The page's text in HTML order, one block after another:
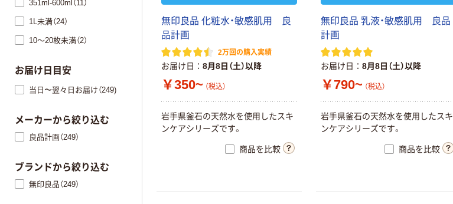
無印良品 化粧水・敏感肌用 良
品計画
2万回の購入実績
お届け日 8月8日（土）以降
￥350~ （税込）
岩手県釜石の天然水を使用したスキ
ンケアシリーズです。
商品を比較
無印良品 乳液・敏感肌用 良品
計画
お届け日 8月8日（土）以降
￥790~ （税込）
岩手県釜石の天然水を使用したスキ
ンケアシリーズです。
商品を比較
351ml-600ml（11）
1L未満（24）
10～20枚未満（2）
お届け日目安
当日〜翌々日お届け（249)
メーカーから絞り込む
良品計画（249）
ブランドから絞り込む
無印良品（249）